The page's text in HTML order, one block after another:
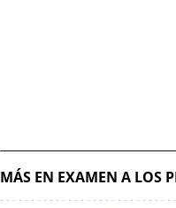
MÁS EN EXAMEN A LOS